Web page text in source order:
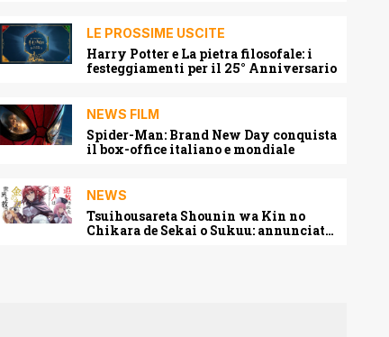
LE PROSSIME USCITE
Harry Potter e La pietra filosofale: i
festeggiamenti per il 25° Anniversario
NEWS FILM
Spider-Man: Brand New Day conquista
il box-office italiano e mondiale
NEWS
Tsuihousareta Shounin wa Kin no
Chikara de Sekai o Sukuu: annunciato